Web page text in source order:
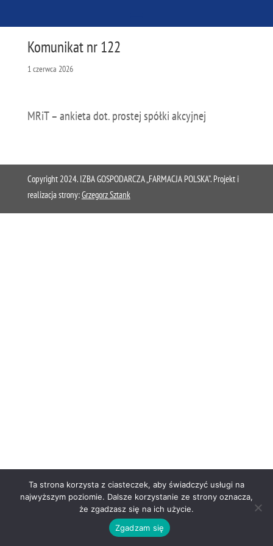
Komunikat nr 122
1 czerwca 2026
MRiT – ankieta dot. prostej spółki akcyjnej
Copyright 2024. IZBA GOSPODARCZA „FARMACJA POLSKA”. Projekt i
realizacja strony:Grzegorz Sztank
Ta strona korzysta z ciasteczek, aby świadczyć usługi na
najwyższym poziomie. Dalsze korzystanie ze strony oznacza,
że zgadzasz się na ich użycie.
Zgadzam się